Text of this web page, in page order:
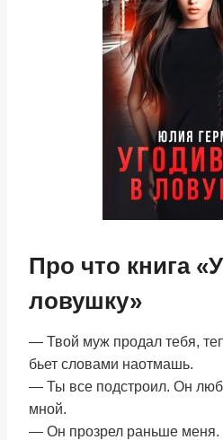
Про что книга
ловушку»
— Твой муж продал тебя,
бьет словами наотмашь.
— Ты все подстроил. Он
мной.
— Он прозрел раньше меня.